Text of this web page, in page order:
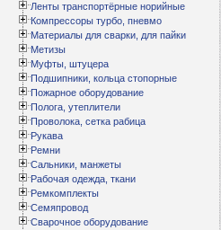
Ленты транспортёрные норийные
Компрессоры турбо, пневмо
Материалы для сварки, для пайки
Метизы
Муфты, штуцера
Подшипники, кольца стопорные
Пожарное оборудование
Полога, утеплители
Проволока, сетка рабица
Рукава
Ремни
Сальники, манжеты
Рабочая одежда, ткани
Ремкомплекты
Семяпровод
Сварочное оборудование